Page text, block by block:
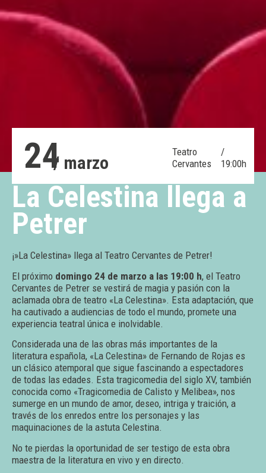
24/ marzo
Teatro
Cervantes
/
19:00h
La Celestina llega a
Petrer
¡»La Celestina» llega al Teatro Cervantes de Petrer!
El próximo domingo 24 de marzo a las 19:00 h, el Teatro
Cervantes de Petrer se vestirá de magia y pasión con la
aclamada obra de teatro «La Celestina». Esta adaptación, que
ha cautivado a audiencias de todo el mundo, promete una
experiencia teatral única e inolvidable.
Considerada una de las obras más importantes de la
literatura española, «La Celestina» de Fernando de Rojas es
un clásico atemporal que sigue fascinando a espectadores
de todas las edades. Esta tragicomedia del siglo XV, también
conocida como «Tragicomedia de Calisto y Melibea», nos
sumerge en un mundo de amor, deseo, intriga y traición, a
través de los enredos entre los personajes y las
maquinaciones de la astuta Celestina.
No te pierdas la oportunidad de ser testigo de esta obra
maestra de la literatura en vivo y en directo.